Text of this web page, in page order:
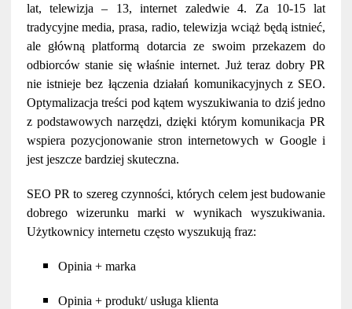
lat, telewizja – 13, internet zaledwie 4. Za 10-15 lat
tradycyjne media, prasa, radio, telewizja wciąż będą istnieć,
ale główną platformą dotarcia ze swoim przekazem do
odbiorców stanie się właśnie internet. Już teraz dobry PR
nie istnieje bez łączenia działań komunikacyjnych z SEO.
Optymalizacja treści pod kątem wyszukiwania to dziś jedno
z podstawowych narzędzi, dzięki którym komunikacja PR
wspiera pozycjonowanie stron internetowych w Google i
jest jeszcze bardziej skuteczna.
SEO PR to szereg czynności, których celem jest budowanie
dobrego wizerunku marki w wynikach wyszukiwania.
Użytkownicy internetu często wyszukują fraz:
Opinia + marka
Opinia + produkt/ usługa klienta